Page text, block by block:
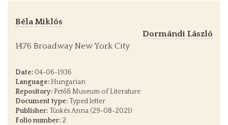
Béla Miklós
Dormándi László
1476 Broadway New York City
Date: 04-06-1936
Language: Hungarian
Repository: Petőfi Museum of Literature
Document type: Typed letter
Publisher: Tüskés Anna (29-08-2021)
Folio number: 2